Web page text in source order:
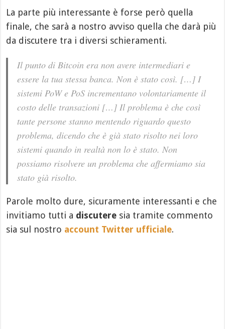
La parte più interessante è forse però quella
finale, che sarà a nostro avviso quella che darà più
da discutere tra i diversi schieramenti.
Il punto di Bitcoin era non avere intermediari e
essere la tua stessa banca. Non è stato così. […] I
sistemi PoW e PoS incrementano volontariamente il
costo delle transazioni […] Il problema è che così
tante persone stanno mentendo riguardo questo
problema, dicendo che è già stato risolto nei loro
sistemi quando in realtà non lo è stato. Non
possiamo risolvere un problema che affermiamo sia
stato già risolto.
Parole molto dure, sicuramente interessanti e che
invitiamo tutti a discutere sia tramite commento
sia sul nostro account Twitter ufficiale.